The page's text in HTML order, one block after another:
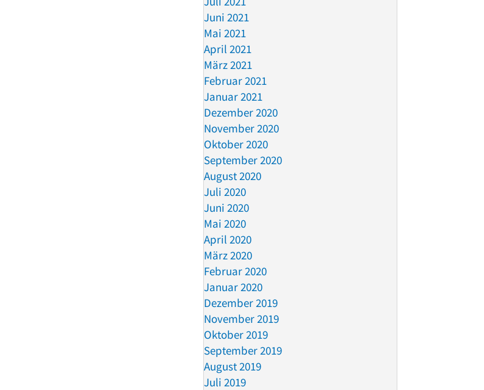
Juni 2021
Mai 2021
April 2021
März 2021
Februar 2021
Januar 2021
Dezember 2020
November 2020
Oktober 2020
September 2020
August 2020
Juli 2020
Juni 2020
Mai 2020
April 2020
März 2020
Februar 2020
Januar 2020
Dezember 2019
November 2019
Oktober 2019
September 2019
August 2019
Juli 2019